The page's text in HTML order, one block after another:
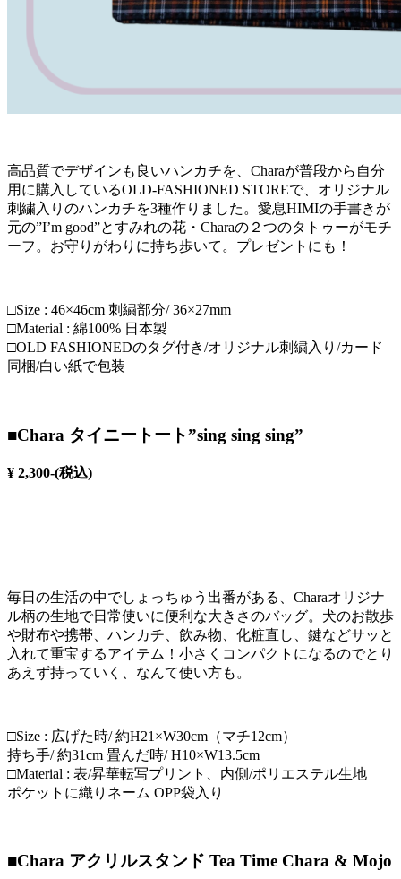
高品質でデザインも良いハンカチを、Charaが普段から自分
用に購入しているOLD-FASHIONED STOREで、オリジナル
刺繍入りのハンカチを3種作りました。愛息HIMIの手書きが
元の”I’m good”とすみれの花・Charaの２つのタトゥーがモチ
ーフ。お守りがわりに持ち歩いて。プレゼントにも！
□Size : 46×46cm 刺繍部分/ 36×27mm
□Material : 綿100% 日本製
□OLD FASHIONEDのタグ付き/オリジナル刺繍入り/カード
同梱/白い紙で包装
■Chara タイニートート”sing sing sing”
¥ 2,300-(税込)
毎日の生活の中でしょっちゅう出番がある、Charaオリジナ
ル柄の生地で日常使いに便利な大きさのバッグ。犬のお散歩
や財布や携帯、ハンカチ、飲み物、化粧直し、鍵などサッと
入れて重宝するアイテム！小さくコンパクトになるのでとり
あえず持っていく、なんて使い方も。
□Size : 広げた時/ 約H21×W30cm（マチ12cm）
持ち手/ 約31cm 畳んだ時/ H10×W13.5cm
□Material : 表/昇華転写プリント、内側/ポリエステル生地
ポケットに織りネーム OPP袋入り
■Chara アクリルスタンド Tea Time Chara & Mojo